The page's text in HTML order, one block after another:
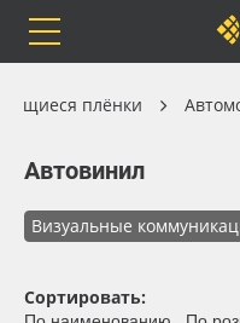
Каталог
Orafol
Весь каталог
Рулонные материалы
плёнки
Автовинил
Визуальные
Автомобильные
ORACAL® 970
Сортировать: